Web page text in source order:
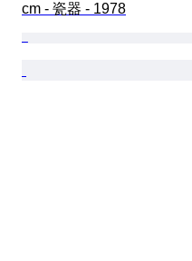
cm - 瓷器 - 1978